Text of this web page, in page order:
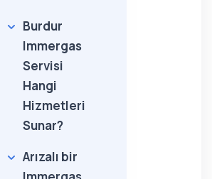
Burdur
Immergas
Servisi
Hangi
Hizmetleri
Sunar?
Arızalı bir